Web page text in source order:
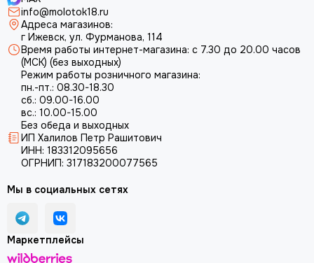
info@molotok18.ru
Адреса магазинов:
г Ижевск, ул. Фурманова, 114
Время работы интернет-магазина: с 7.30 до 20.00 часов
(МСК) (без выходных)
Режим работы розничного магазина:
пн.-пт.: 08.30-18.30
сб.: 09.00-16.00
вс.: 10.00-15.00
Без обеда и выходных
ИП Халилов Петр Рашитович
ИНН: 183312095656
ОГРНИП: 317183200077565
Мы в социальных сетях
Маркетплейсы